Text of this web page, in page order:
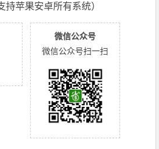
持苹果安卓所有系统）
微信公众号
微信公众号扫一扫